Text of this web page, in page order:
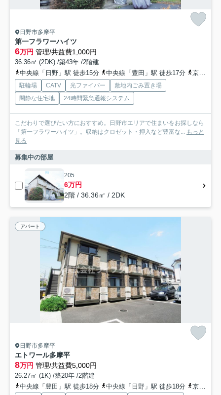
日野市多摩平
第一フラワーハイツ
6万円 管理/共益費1,000円
36.36㎡ (2DK) /築43年 /2階建
中央線「日野」駅 徒歩15分
中央線「豊田」駅 徒歩17分 京王線「南平」駅 徒歩31分
駐輪場 CATV 光ファイバー
敷地内ごみ置き場
閑静な住宅地
24時間緊急通報システム
こだわりで選びたい方におすすめ。日野市エリアで住まいをお探しなら
「第一フラワーハイツ」。収納はクロゼット・押入など豊富な... もっと
見る
募集中の部屋
205
6万円
2階 / 36.36㎡ / 2DK
アパート
日野市多摩平
エトワール多摩平
8万円 管理/共益費5,000円
26.27㎡ (1K) /築20年 /2階建
中央線「豊田」駅 徒歩18分
中央線「日野」駅 徒歩18分 京王線「南平」駅 徒歩30分